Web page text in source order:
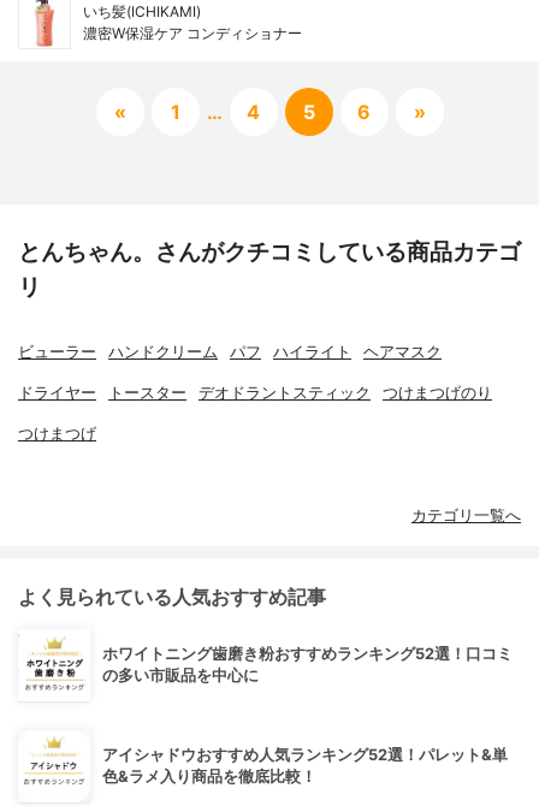
いち髪(ICHIKAMI)
濃密W保湿ケア コンディショナー
« 1 … 4 5 6 »
とんちゃん。さんがクチコミしている商品カテゴ
リ
ビューラー ハンドクリーム パフ ハイライト ヘアマスク
ドライヤー トースター デオドラントスティック つけまつげのり
つけまつげ
カテゴリ一覧へ
よく見られている人気おすすめ記事
ホワイトニング歯磨き粉おすすめランキング52選！口コミ
の多い市販品を中心に
アイシャドウおすすめ人気ランキング52選！パレット&単
色&ラメ入り商品を徹底比較！